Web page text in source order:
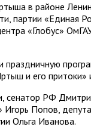
в районе
партии «Единая
«Глобус»
праздничную
и его притоки»
сенатор РФ
Игорь Попов,
Ольга Иванова.